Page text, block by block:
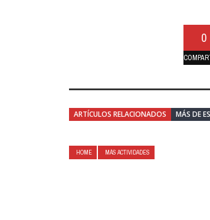
0
ARTÍCULOS RELACIONADOS MÁS DE
HOME MÁS ACTIVIDADES